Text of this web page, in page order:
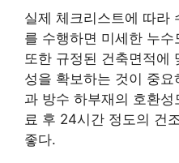
실제 체크리스트에 따라
를 수행하면 미세한 누
또한 규정된 건축면적에
성을 확보하는 것이 중
과 방수 하부재의 호환
료 후 24시간 정도의 건
좋다.